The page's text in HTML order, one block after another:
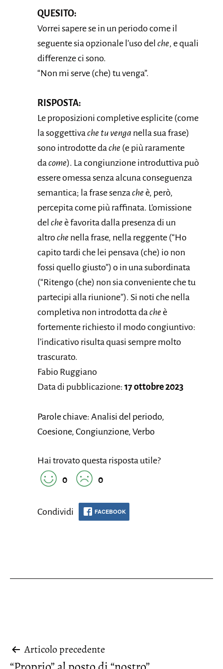
QUESITO:
Vorrei sapere se in un periodo come il
seguente sia opzionale l’uso del che, e quali
differenze ci sono.
“Non mi serve (che) tu venga”.
RISPOSTA:
Le proposizioni completive esplicite (come
la soggettivache tu venga nella sua frase)
sono introdotte dache (e più raramente
dacome). La congiunzione introduttiva può
essere omessa senza alcuna conseguenza
semantica; la frase senzache è, però,
percepita come più raffinata. L’omissione
del che è favorita dalla presenza di un
altro che nella frase, nella reggente (“Ho
capito tardi che lei pensava (che) io non
fossi quello giusto”) o in una subordinata
(“Ritengo (che) non sia conveniente che tu
partecipi alla riunione”). Si noti che nella
completiva non introdotta dache è
fortemente richiesto il modo congiuntivo:
l’indicativo risulta quasi sempre molto
trascurato.
Fabio Ruggiano
Data di pubblicazione: 17 ottobre 2023
Parole chiave: Analisi del periodo,
Coesione, Congiunzione, Verbo
Hai trovato questa risposta utile?
0
0
Condividi FACEBOOK
Navigazione
Articolo precedente